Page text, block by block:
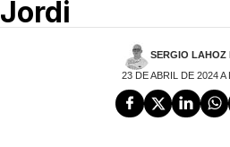
Jordi
SERGIO LAHOZ
23 DE ABRIL DE 2024 A